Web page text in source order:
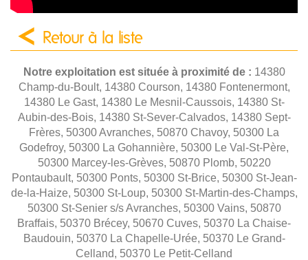
Retour à la liste
Notre exploitation est située à proximité de : 14380
Champ-du-Boult, 14380 Courson, 14380 Fontenermont,
14380 Le Gast, 14380 Le Mesnil-Caussois, 14380 St-
Aubin-des-Bois, 14380 St-Sever-Calvados, 14380 Sept-
Frères, 50300 Avranches, 50870 Chavoy, 50300 La
Godefroy, 50300 La Gohannière, 50300 Le Val-St-Père,
50300 Marcey-les-Grèves, 50870 Plomb, 50220
Pontaubault, 50300 Ponts, 50300 St-Brice, 50300 St-Jean-
de-la-Haize, 50300 St-Loup, 50300 St-Martin-des-Champs,
50300 St-Senier s/s Avranches, 50300 Vains, 50870
Braffais, 50370 Brécey, 50670 Cuves, 50370 La Chaise-
Baudouin, 50370 La Chapelle-Urée, 50370 Le Grand-
Celland, 50370 Le Petit-Celland